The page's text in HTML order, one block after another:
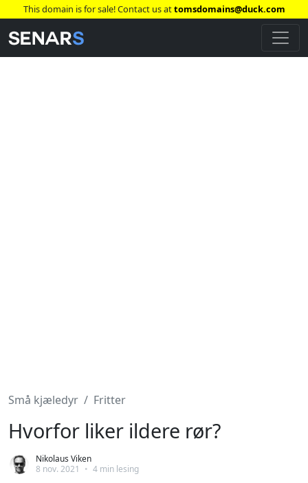
This domain is for sale! Contact us attomsdomains@duck.com
Små kjæledyr Fritter
Hvorfor liker ildere rør?
Nikolaus Viken
8 nov. 2021
• 4 min lesing